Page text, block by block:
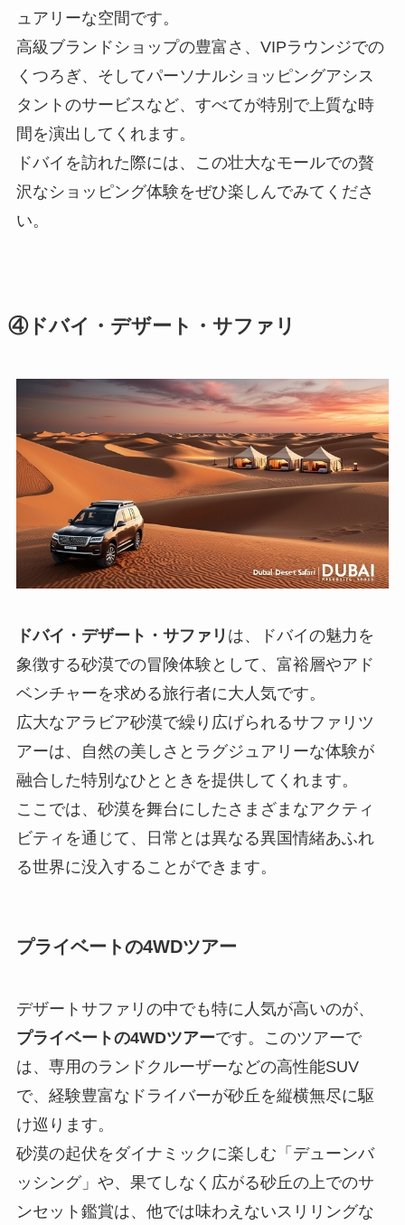
ュアリーな空間です。
高級ブランドショップの豊富さ、VIPラウンジでの
くつろぎ、そしてパーソナルショッピングアシス
タントのサービスなど、すべてが特別で上質な時
間を演出してくれます。
ドバイを訪れた際には、この壮大なモールでの贅
沢なショッピング体験をぜひ楽しんでみてくださ
い。
④ドバイ・デザート・サファリ
ドバイ・デザート・サファリ は、ドバイの魅力を
象徴する砂漠での冒険体験として、富裕層やアド
ベンチャーを求める旅行者に大人気です。
広大なアラビア砂漠で繰り広げられるサファリツ
アーは、自然の美しさとラグジュアリーな体験が
融合した特別なひとときを提供してくれます。
ここでは、砂漠を舞台にしたさまざまなアクティ
ビティを通じて、日常とは異なる異国情緒あふれ
る世界に没入することができます。
プライベートの4WDツアー
デザートサファリの中でも特に人気が高いのが、
プライベートの4WDツアーです。このツアーで
は、専用のランドクルーザーなどの高性能SUV
で、経験豊富なドライバーが砂丘を縦横無尽に駆
け巡ります。
砂漠の起伏をダイナミックに楽しむ「デューンバ
ッシング」や、果てしなく広がる砂丘の上でのサ
ンセット鑑賞は、他では味わえないスリリングな